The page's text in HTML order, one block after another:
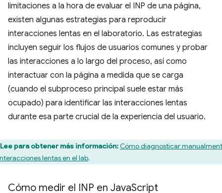
limitaciones a la hora de evaluar el INP de una página,
existen algunas estrategias para reproducir
interacciones lentas en el laboratorio. Las estrategias
incluyen seguir los flujos de usuarios comunes y probar
las interacciones a lo largo del proceso, así como
interactuar con la página a medida que se carga
(cuando el subproceso principal suele estar más
ocupado) para identificar las interacciones lentas
durante esa parte crucial de la experiencia del usuario.
Lee para obtener más información:Cómo diagnosticar
lentas en el lab.
Cómo medir el INP en JavaScript